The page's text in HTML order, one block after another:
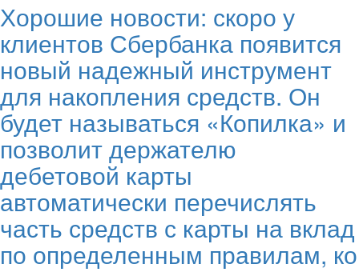
Хорошие новости: скоро у
клиентов Сбербанка появится
новый надежный инструмент
для накопления средств. Он
будет называться «Копилка» и
позволит держателю
дебетовой карты
автоматически перечислять
часть средств с карты на вклад
по определенным правилам, ко